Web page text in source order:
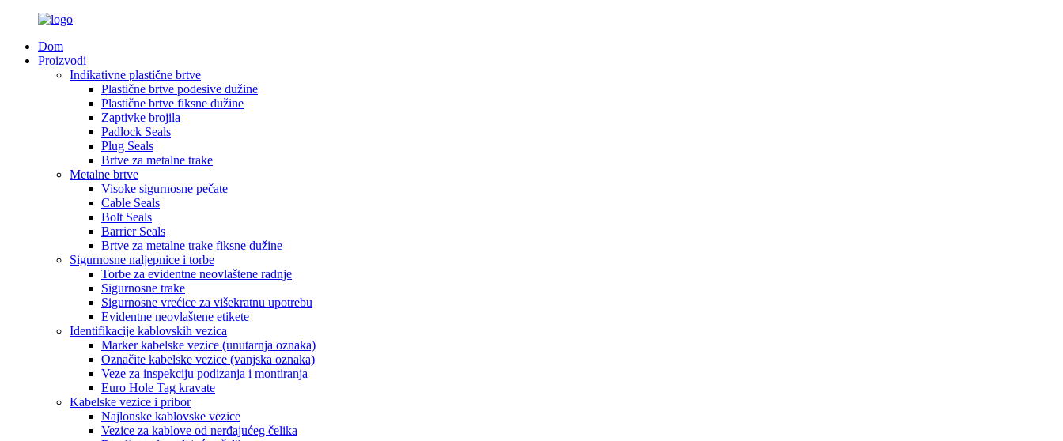
Dom
Proizvodi
Indikativne plastične brtve
Plastične brtve podesive dužine
Plastične brtve fiksne dužine
Zaptivke brojila
Padlock Seals
Plug Seals
Brtve za metalne trake
Metalne brtve
Visoke sigurnosne pečate
Cable Seals
Bolt Seals
Barrier Seals
Brtve za metalne trake fiksne dužine
Sigurnosne naljepnice i torbe
Torbe za evidentne neovlaštene radnje
Sigurnosne trake
Sigurnosne vrećice za višekratnu upotrebu
Evidentne neovlaštene etikete
Identifikacije kablovskih vezica
Marker kabelske vezice (unutarnja oznaka)
Označite kabelske vezice (vanjska oznaka)
Veze za inspekciju podizanja i montiranja
Euro Hole Tag kravate
Kabelske vezice i pribor
Najlonske kablovske vezice
Vezice za kablove od nerđajućeg čelika